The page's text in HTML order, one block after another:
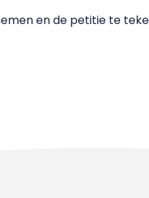
en de petitie te